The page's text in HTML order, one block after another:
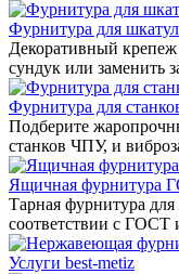
Фурнитура для
Декоративный крепеж
сундук или заменить
Фурнитура для
Подберите
станков ЧПУ, и
Ящичная фурнитура
Тарная фурнитура
соответствии с ГОСТ
Услуги best-metiz